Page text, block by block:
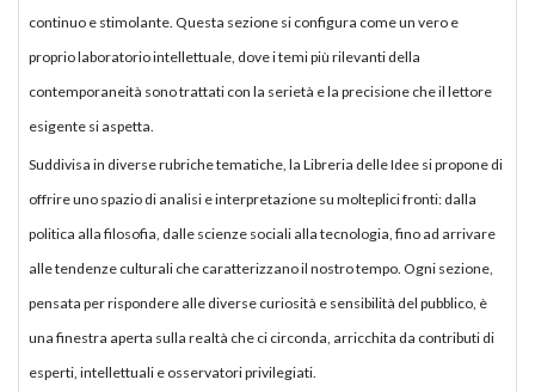
continuo e stimolante. Questa sezione si configura come un vero e
proprio laboratorio intellettuale, dove i temi più rilevanti della
contemporaneità sono trattati con la serietà e la precisione che il lettore
esigente si aspetta.
Suddivisa in diverse rubriche tematiche, la Libreria delle Idee si propone di
offrire uno spazio di analisi e interpretazione su molteplici fronti: dalla
politica alla filosofia, dalle scienze sociali alla tecnologia, fino ad arrivare
alle tendenze culturali che caratterizzano il nostro tempo. Ogni sezione,
pensata per rispondere alle diverse curiosità e sensibilità del pubblico, è
una finestra aperta sulla realtà che ci circonda, arricchita da contributi di
esperti, intellettuali e osservatori privilegiati.